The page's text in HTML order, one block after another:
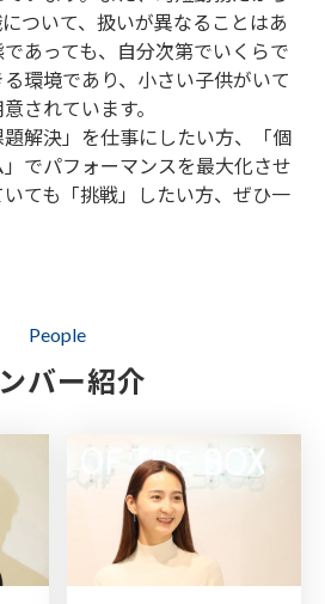
ついて、扱いが異なることはあ
あっても、自分次第でいくらで
環境であり、小さい子供がいて
されています。
題解決」を仕事にしたい方、「個
でパフォーマンスを最大化させ
ても「挑戦」したい方、ぜひ一
People
バー紹介